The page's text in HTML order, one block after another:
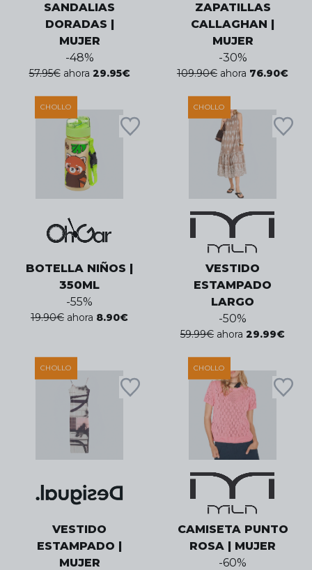
SANDALIAS
DORADAS |
MUJER
-48%
57.95€ ahora 29.95€
ZAPATILLAS
CALLAGHAN |
MUJER
-30%
109.90€ ahora 76.90€
CHOLLO
BOTELLA NIÑOS |
350ML
-55%
19.90€ ahora 8.90€
CHOLLO
VESTIDO
ESTAMPADO
LARGO
-50%
59.99€ ahora 29.99€
CHOLLO
VESTIDO
ESTAMPADO |
MUJER
CHOLLO
CAMISETA PUNTO
ROSA | MUJER
-60%